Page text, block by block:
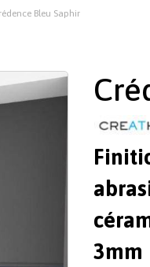
Bleu Saphir
3mm